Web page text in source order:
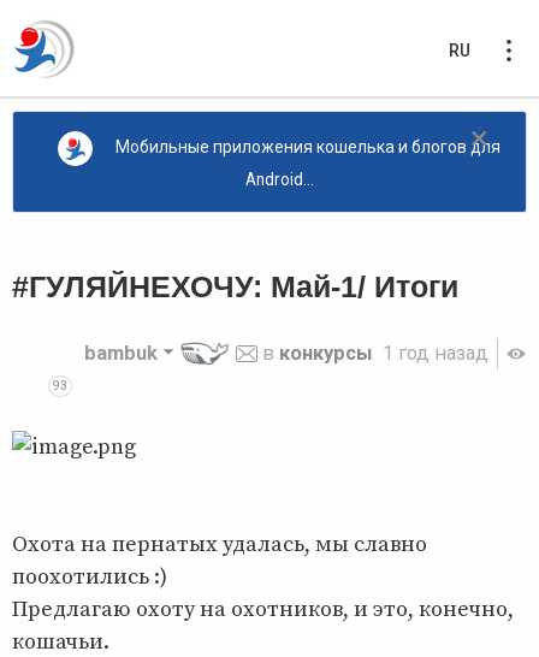
RU
×
Мобильные приложения кошелька и блогов для
Android...
#ГУЛЯЙНЕХОЧУ: Май-1/ Итоги
1 год назад
93
bambuk в конкурсы
Охота на пернатых удалась, мы славно
поохотились :)
Предлагаю охоту на охотников, и это, конечно,
кошачьи.